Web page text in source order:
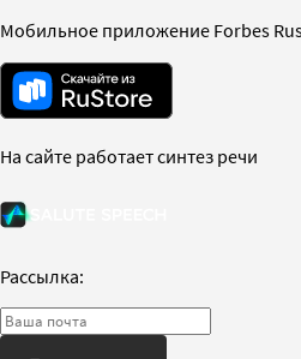
Мобильное приложение Forbes
На сайте работает синтез речи
Рассылка: